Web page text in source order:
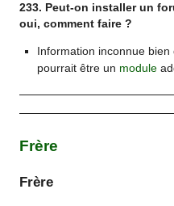
233. Peut-on installer un
oui, comment faire ?
Information inconnue bien
pourrait être un module
Frère
Frère